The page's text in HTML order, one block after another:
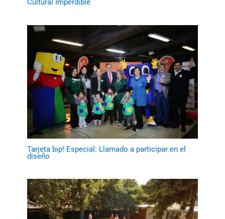
Cultural Imperdible
Tarjeta bip! Especial: Llamado a participar en el
diseño